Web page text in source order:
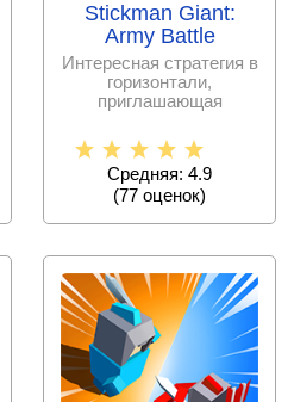
Stickman Giant:
Army Battle
Интересная стратегия в
горизонтали,
приглашающая
воинов под
Средняя: 4.9
(77 оценок)